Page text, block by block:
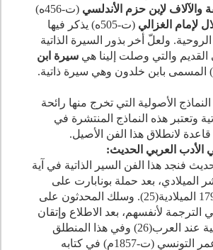
والآلاف لإبن حزم الأندلسي(ت-456ه)
لإمام الغزالي (ت-505ه) يذكر فيها
ولعلّ أخر بذور السيرة الذاتية
القديم والتي وصلت إلينا هيسيرة ابن
المسمى بابن خلدون وهي سيرة ذاتية.
الأصولية التي تخرج منها رائحة
وتعتبر هذه النماذج المنتشرة في
لانطلاق هذا الفن الأصيل.
الأدب العربي الحديث:
فنجد هذا الفن السير الذاتية في آية
الميلادي، بعد حملة بونابارت على
الميلادية(25). وسلك المحدثون على
الترجمة لأنفسهم، بعد الاطلاع وإتقان
عند العرب(26) وفي هذا المنطلق
التونسي (ت-1857م) في كتابه